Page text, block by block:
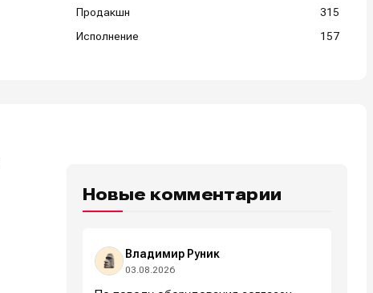
Продакшн
315
Исполнение
157
Новые комментарии
Владимир Руник
03.08.2026